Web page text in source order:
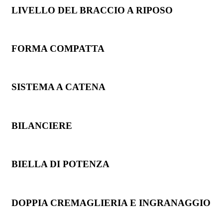
LIVELLO DEL BRACCIO A RIPOSO
FORMA COMPATTA
SISTEMA A CATENA
BILANCIERE
BIELLA DI POTENZA
DOPPIA CREMAGLIERIA E INGRANAGGIO